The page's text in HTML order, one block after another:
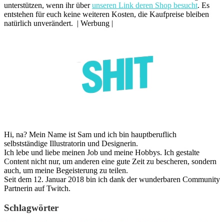
unterstützen, wenn ihr überunseren Link deren Shop besucht. Es
entstehen für euch keine weiteren Kosten, die Kaufpreise bleiben
natürlich unverändert. | Werbung |
Hi, na? Mein Name ist Sam und ich bin hauptberuflich
selbstständige Illustratorin und Designerin.
Ich lebe und liebe meinen Job und meine Hobbys. Ich gestalte
Content nicht nur, um anderen eine gute Zeit zu bescheren, sondern
auch, um meine Begeisterung zu teilen.
Seit dem 12. Januar 2018 bin ich dank der wunderbaren Community
Partnerin auf Twitch.
Schlagwörter